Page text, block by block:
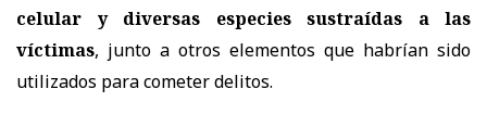
celular y diversas especies sustraídas a las
víctimas, junto a otros elementos que habrían sido
utilizados para cometer delitos.